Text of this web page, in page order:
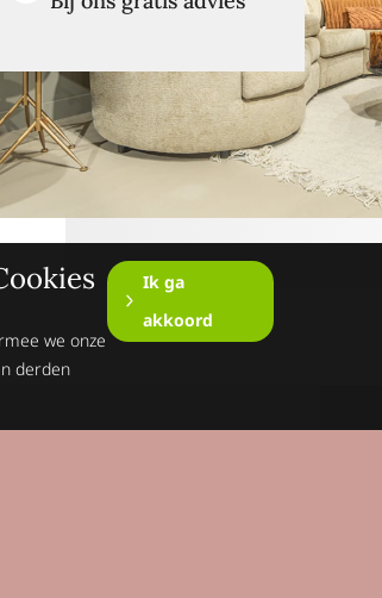
we onze
derden
Ik ga
akkoord